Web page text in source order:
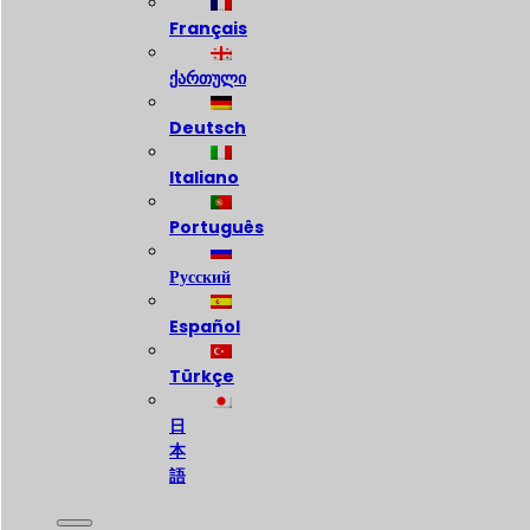
Français
ქართული
Deutsch
Italiano
Português
Русский
Español
Türkçe
日
本
語